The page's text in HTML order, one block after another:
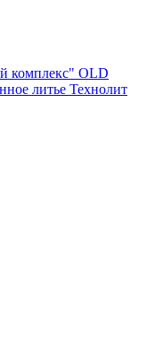
комплекс" OLD
литье Технолит